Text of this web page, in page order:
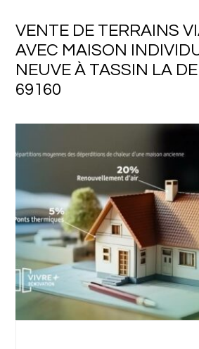
VENTE DE TERRAINS
AVEC MAISON
NEUVE À TASSIN LA
69160